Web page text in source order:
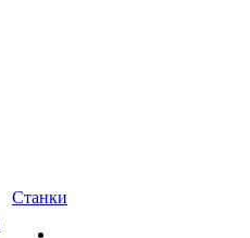
Станки